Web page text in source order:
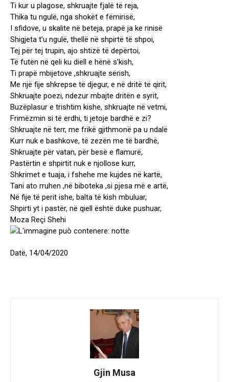
Ti kur u plagose, shkruajte fjalë të reja,
Thika tu ngulë, nga shokët e fëmirisë,
I sfidove, u skalite në beteja, prapë ja ke rinisë
Shigjeta t’u ngulë, thellë në shpirtë të shpoi,
Tej për tej trupin, ajo shtizë të depërtoi,
Të futën në qeli ku diell e hënë s’kish,
Ti prapë mbijetove ,shkruajte sërish,
Me një fije shkrepse të djegur, e në dritë të qirit,
Shkruajte poezi, ndezur mbajte dritën e syrit,
Buzëplasur e trishtim kishe, shkruajte në vetmi,
Frimëzmin si të erdhi, ti jetoje bardhë e zi?
Shkruajte në terr, me frikë gjithmonë pa u ndalë
Kurr nuk e bashkove, të zezën me të bardhë,
Shkruajte për vatan, për besë e flamurë,
Pastërtin e shpirtit nuk e njollose kurr,
Shkrimet e tuaja, i fshehe me kujdes në kartë,
Tani ato rruhen ,në biboteka ,si pjesa më e artë,
Në fije të perit ishe, balta të kish mbuluar,
Shpirti yt i pastër, në qiell është duke pushuar,
Moza Reçi Shehi
Datë, 14/04/2020
Gjin Musa